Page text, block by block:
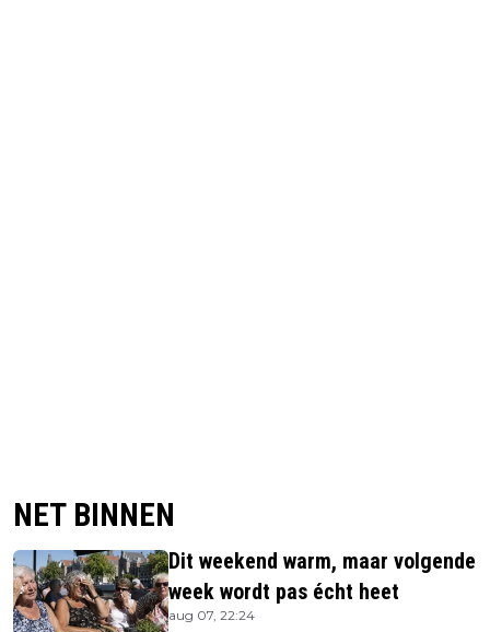
NET BINNEN
Dit weekend warm, maar volgende
week wordt pas écht heet
aug 07, 22:24